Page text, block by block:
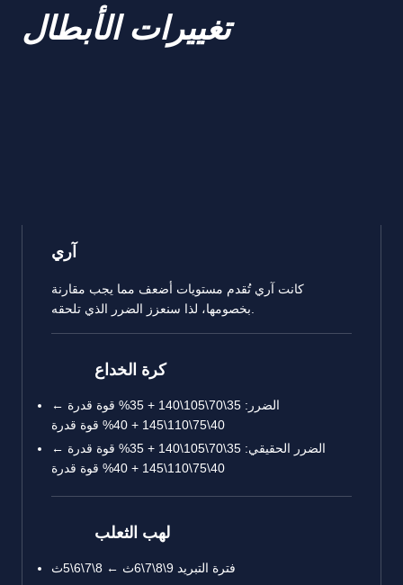
تغييرات الأبطال
آري
كانت آري تُقدم مستويات أضعف مما يجب مقارنة
كرة الخداع
الضرر: 35\70\105\140 + 35% قوة قدرة ←
40\75\110\145 + 40% قوة قدرة
الضرر الحقيقي: 35\70\105\140 + 35% قوة قدرة ←
40\75\110\145 + 40% قوة قدرة
لهب الثعلب
فترة التبريد 9\8\7\6ث ← 8\7\6\5ث